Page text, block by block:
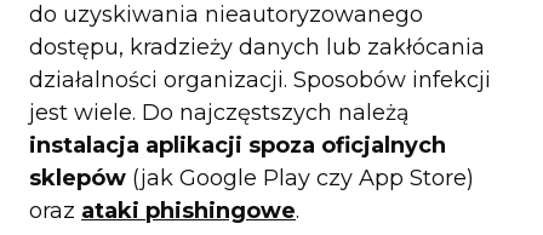
do uzyskiwania nieautoryzowanego
dostępu, kradzieży danych lub zakłócania
działalności organizacji. Sposobów infekcji
jest wiele. Do najczęstszych należą
instalacja aplikacji spoza oficjalnych
sklepów (jak Google Play czy App Store)
oraz ataki phishingowe.